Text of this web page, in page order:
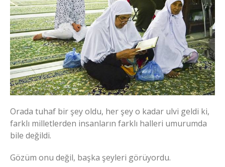
Orada tuhaf bir şey oldu, her şey o kadar ulvi geldi ki,
farklı milletlerden insanların farklı halleri umurumda
bile değildi.
Gözüm onu değil, başka şeyleri görüyordu.